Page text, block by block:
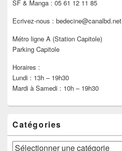
SF & Manga : 05 61 12 11 85
Ecrivez-nous : bedecine@canalbd.net
Métro ligne A (Station Capitole)
Parking Capitole
Horaires :
Lundi : 13h – 19h30
Mardi à Samedi : 10h – 19h30
Catégories
Catégories